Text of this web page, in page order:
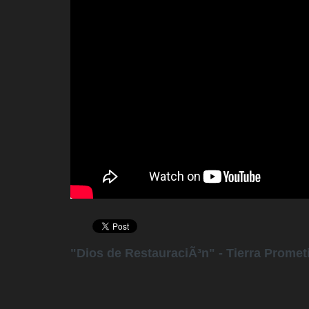
"Dios de RestauraciÃ³n" - Tierra